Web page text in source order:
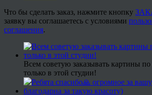
Что бы сделать заказ, нажмите кнопку
заявку вы соглашаетесь с условиями
соглашения.
Всем советую заказывать картины
только в этой студии!